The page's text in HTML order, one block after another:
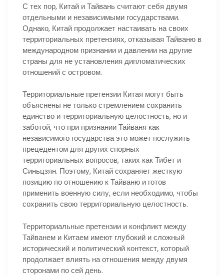
С тех пор, Китай и Тайвань считают себя двумя
отдельными и независимыми государствами.
Однако, Китай продолжает настаивать на своих
территориальных претензиях, отказывая Тайваню в
международном признании и давлении на другие
страны для не установления дипломатических
отношений с островом.
Территориальные претензии Китая могут быть
объяснены не только стремлением сохранить
единство и территориальную целостность, но и
заботой, что при признании Тайваня как
независимого государства это может послужить
прецедентом для других спорных
территориальных вопросов, таких как Тибет и
Синьцзян. Поэтому, Китай сохраняет жесткую
позицию по отношению к Тайваню и готов
применить военную силу, если необходимо, чтобы
сохранить свою территориальную целостность.
Территориальные претензии и конфликт между
Тайванем и Китаем имеют глубокий и сложный
исторический и политический контекст, который
продолжает влиять на отношения между двумя
сторонами по сей день.